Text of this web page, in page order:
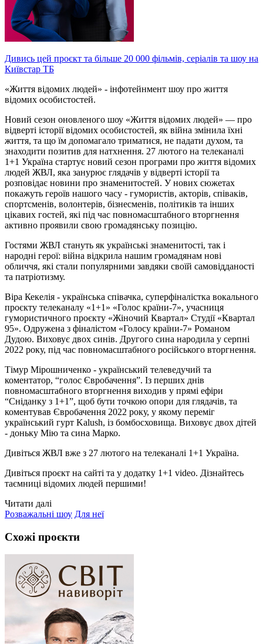
Дивись цей проєкт та більше 20 000 фільмів, серіалів та шоу на
Київстар ТБ
«Життя відомих людей» - інфотейнмент шоу про життя
відомих особистостей.
Новий сезон оновленого шоу «Життя відомих людей» — про
відверті історії відомих особистостей, як війна змінила їхні
життя, та що їм допомагало триматися, не падати духом, та
знаходити позитив для натхнення. 27 лютого на телеканалі
1+1 Україна стартує новий сезон програми про життя відомих
людей ЖВЛ, яка занурює глядачів у відверті історії та
розповідає новини про знаменитостей. У нових сюжетах
покажуть героїв нашого часу - гумористів, акторів, співаків,
спортсменів, волонтерів, бізнесменів, політиків та інших
цікавих гостей, які під час повномасштабного вторгнення
активно проявили свою громадянську позицію.
Гостями ЖВЛ стануть як українські знаменитості, так і
народні герої: війна відкрила нашим громадянам нові
обличчя, які стали популярними завдяки своїй самовідданості
та патріотизму.
Віра Кекелія - українська співачка, суперфіналістка вокального
проєкту телеканалу «1+1» «Голос країни-7», учасниця
гумористичного проєкту «Жіночий Квартал» Студії «Квартал
95». Одружена з фіналістом «Голосу країни-7» Романом
Дудою. Виховує двох синів. Другого сина народила у серпні
2022 року, під час повномасштабного російського вторгнення.
Тімур Мірошниченко - український телеведучий та
коментатор, “голос Євробачення”. Із перших днів
повномасштабного вторгнення виходив у прямі ефіри
“Сніданку з 1+1”, щоб бути точкою опори для глядачів, та
коментував Євробачення 2022 року, у якому переміг
український гурт Kalush, із бомбосховища. Виховує двох дітей
- доньку Мію та сина Марко.
Дивіться ЖВЛ вже з 27 лютого на телеканалі 1+1 Україна.
Дивіться проєкт на сайті та у додатку 1+1 video. Дізнайтесь
таємниці відомих людей першими!
Читати далі
Розважальні шоу Для неї
Схожі проєкти